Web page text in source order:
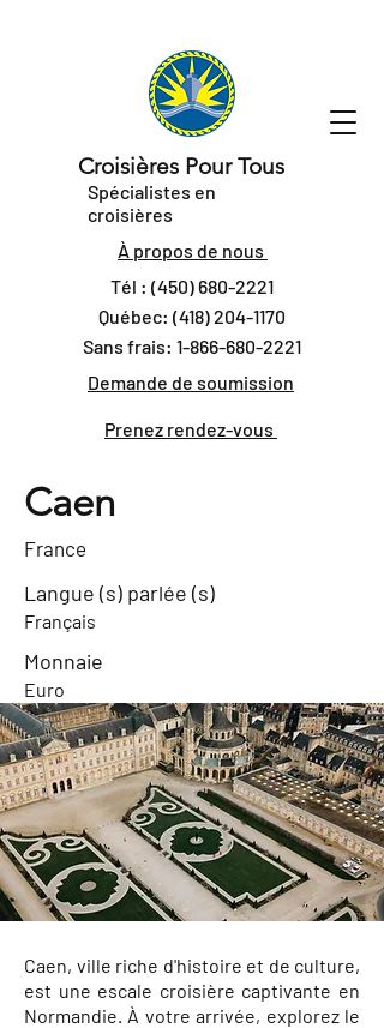
Croisières Pour Tous
Spécialistes en
croisières
À propos de nous
Tél : (450) 680-2221
Québec: (418) 204-1170
Sans frais: 1-866-680-2221
Demande de soumission
Prenez rendez-vous
Caen
France
Langue (s) parlée (s)
Français
Monnaie
Euro
Caen, ville riche d'histoire et de culture,
est une escale croisière captivante en
Normandie. À votre arrivée, explorez le